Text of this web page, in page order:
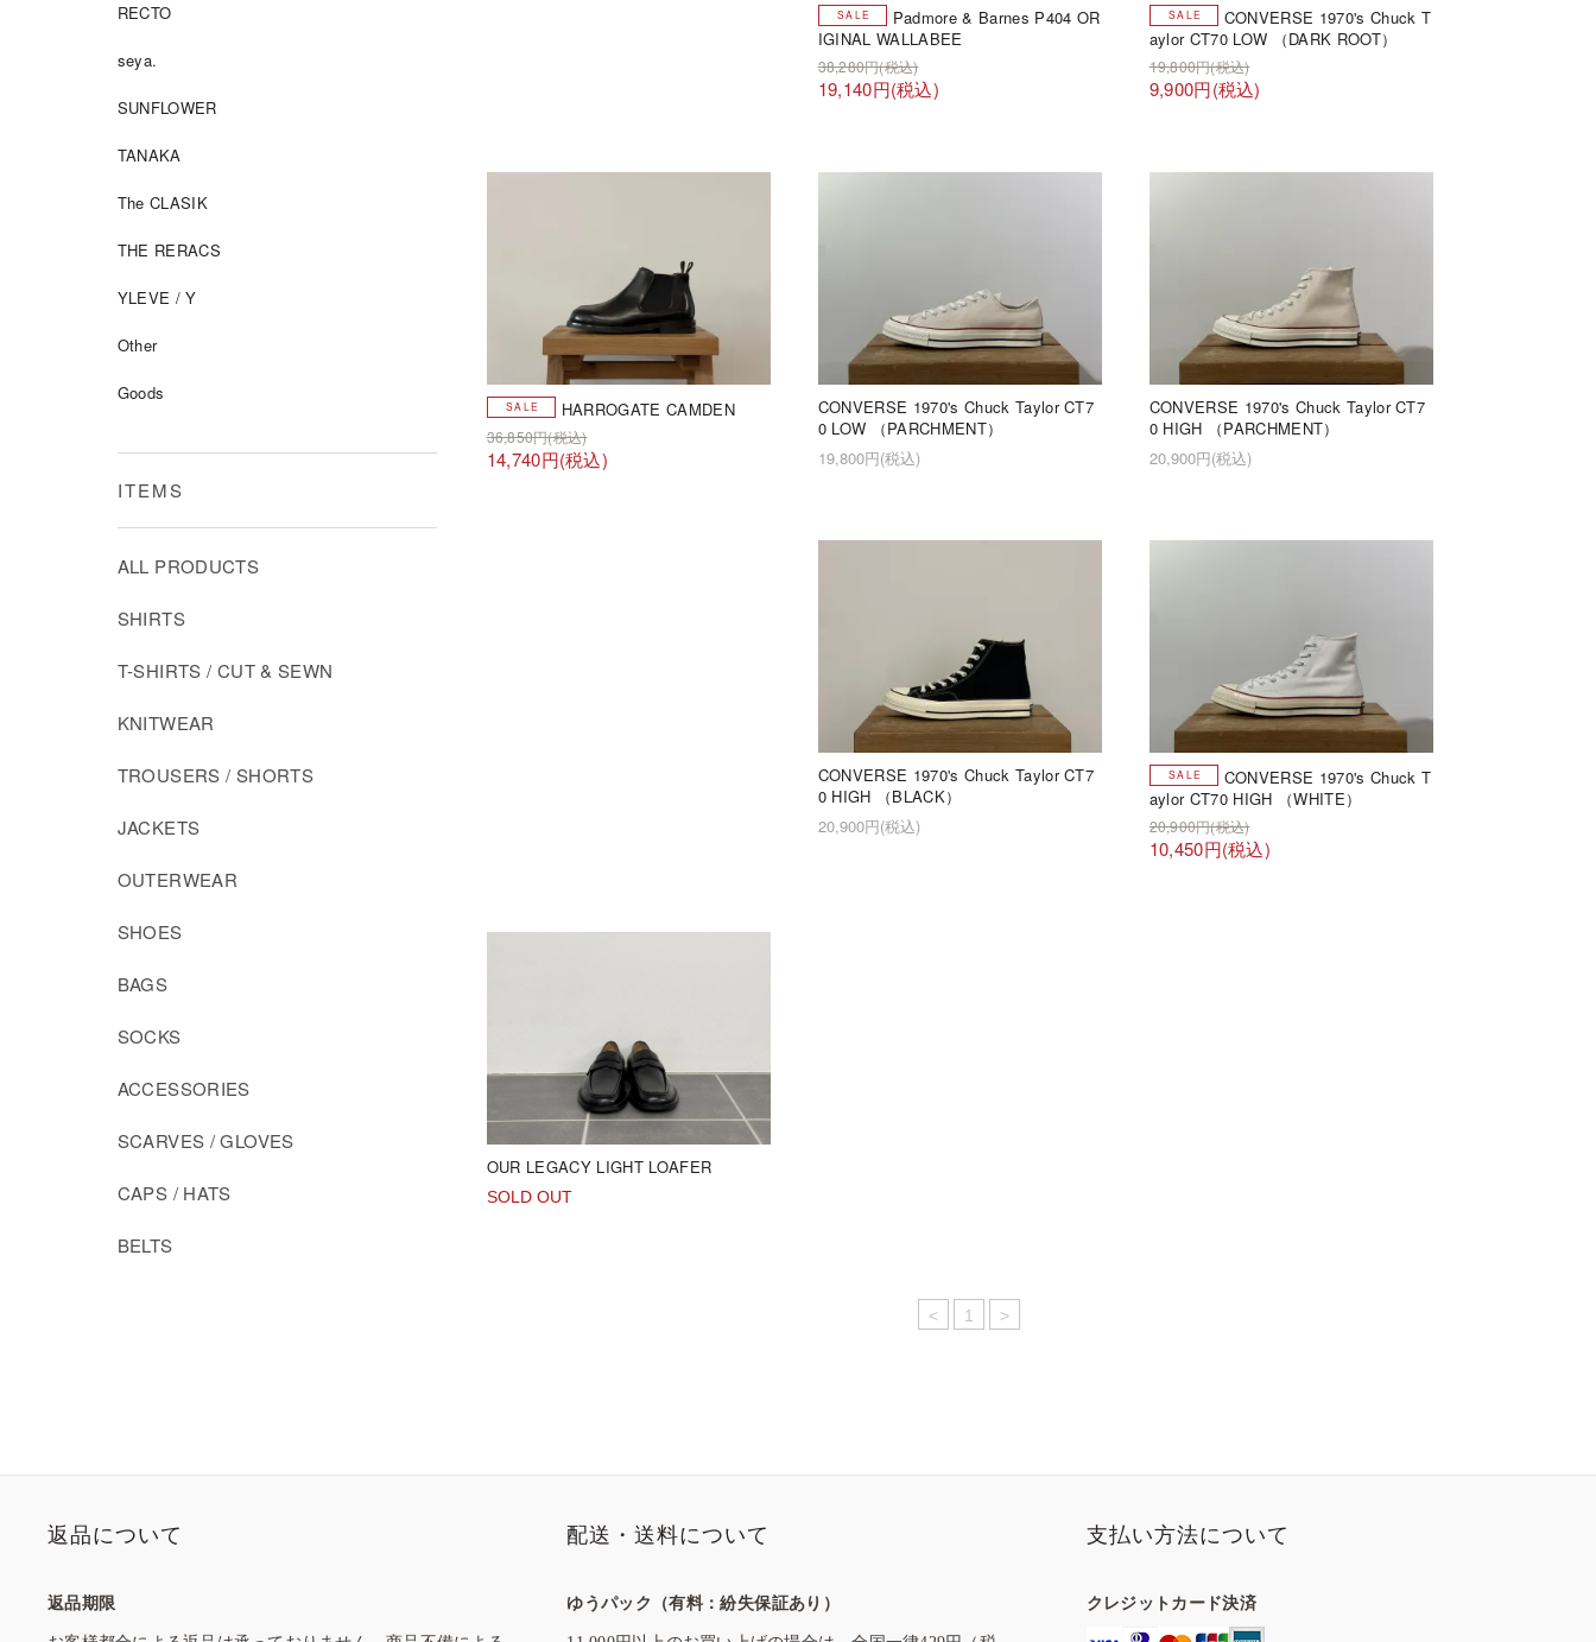
Padmore & Barnes P404 OR
IGINAL WALLABEE
38,280円(税込)
19,140円(税込)
CONVERSE 1970's Chuck T
aylor CT70 LOW （DARK ROOT）
19,800円(税込)
9,900円(税込)
HARROGATE CAMDEN
36,850円(税込)
14,740円(税込)
CONVERSE 1970's Chuck Taylor CT7
0 LOW （PARCHMENT）
19,800円(税込)
CONVERSE 1970's Chuck Taylor CT7
0 HIGH （PARCHMENT）
20,900円(税込)
CONVERSE 1970's Chuck Taylor CT7
0 HIGH （BLACK）
20,900円(税込)
CONVERSE 1970's Chuck T
aylor CT70 HIGH （WHITE）
20,900円(税込)
10,450円(税込)
OUR LEGACY LIGHT LOAFER
SOLD OUT
< 1 >
RECTO
seya.
SUNFLOWER
TANAKA
The CLASIK
THE RERACS
YLEVE / Y
Other
Goods
ITEMS
ALL PRODUCTS
SHIRTS
T-SHIRTS / CUT & SEWN
KNITWEAR
TROUSERS / SHORTS
JACKETS
OUTERWEAR
SHOES
BAGS
SOCKS
ACCESSORIES
SCARVES / GLOVES
CAPS / HATS
BELTS
返品について
返品期限
配送・送料について
ゆうパック（有料：紛失保証あり）
支払い方法について
クレジットカード決済